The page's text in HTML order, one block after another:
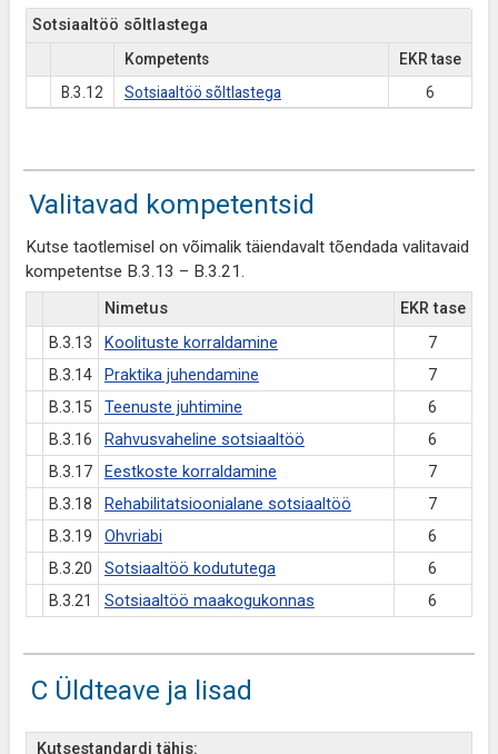
Sotsiaaltöö sõltlastega
Kompetents
EKR tase
B.3.12
Sotsiaaltöö sõltlastega 6
Valitavad kompetentsid
Kutse taotlemisel on võimalik täiendavalt tõendada valitavaid
kompetentse B.3.13 – B.3.21.
Nimetus
EKR tase
B.3.13
Koolituste korraldamine
7
B.3.14
Praktika juhendamine
7
B.3.15
Teenuste juhtimine
6
B.3.16
Rahvusvaheline sotsiaaltöö
6
B.3.17
Eestkoste korraldamine
7
B.3.18
Rehabilitatsioonialane sotsiaaltöö
7
B.3.19
Ohvriabi
6
B.3.20
Sotsiaaltöö kodututega
6
B.3.21
Sotsiaaltöö maakogukonnas 6
C Üldteave ja lisad
Kutsestandardi tähis: